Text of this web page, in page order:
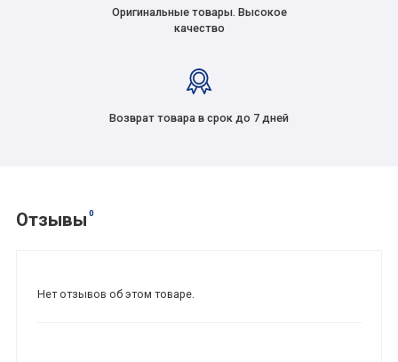
Оригинальные товары. Высокое
качество
Возврат товара в срок до 7 дней
Отзывы 0
Нет отзывов об этом товаре.